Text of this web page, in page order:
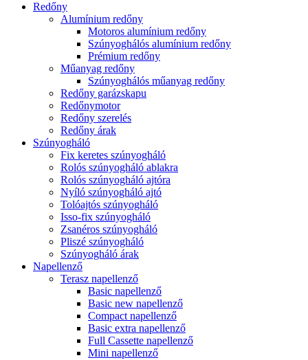
Redőny
Alumínium redőny
Motoros alumínium redőny
Szúnyoghálós alumínium redőny
Prémium redőny
Műanyag redőny
Szúnyoghálós műanyag redőny
Redőny garázskapu
Redőnymotor
Redőny szerelés
Redőny árak
Szúnyogháló
Fix keretes szúnyogháló
Rolós szúnyogháló ablakra
Rolós szúnyogháló ajtóra
Nyíló szúnyogháló ajtó
Tolóajtós szúnyogháló
Isso-fix szúnyogháló
Zsanéros szúnyogháló
Pliszé szúnyogháló
Szúnyogháló árak
Napellenző
Terasz napellenző
Basic napellenző
Basic new napellenző
Compact napellenző
Basic extra napellenző
Full Cassette napellenző
Mini napellenző